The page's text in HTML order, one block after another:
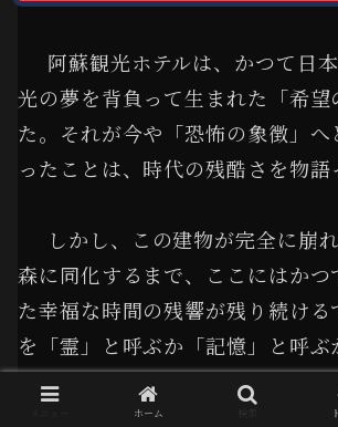
阿蘇観光ホテルは、かつて日
光の夢を背負って生まれた「希望
た。それが今や「恐怖の象徴」へ
ったことは、時代の残酷さを物語
しかし、この建物が完全に崩
森に同化するまで、ここにはかつ
た幸福な時間の残響が残り続け
を「霊」と呼ぶか「記憶」と呼
第です。
ホーム